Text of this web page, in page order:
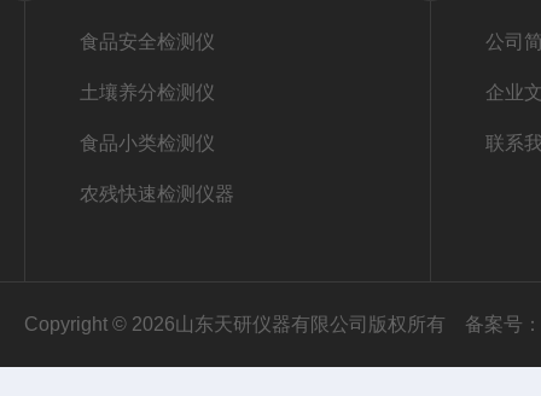
食品安全检测仪
土壤养分检测仪
食品小类检测仪
农残快速检测仪器
公司
企业
联系
Copyright © 2026山东天研仪器有限公司版权所有 备案号